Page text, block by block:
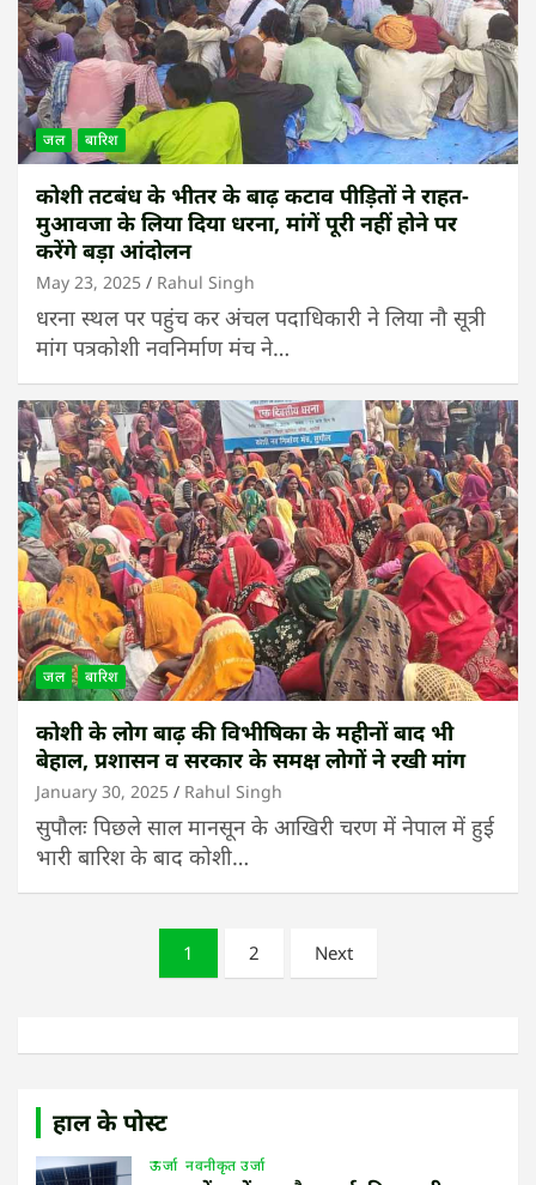
जल बारिश
कोशी तटबंध के भीतर के बाढ़ कटाव पीड़ितों ने राहत-
मुआवजा के लिया दिया धरना, मांगें पूरी नहीं होने पर
करेंगे बड़ा आंदोलन
May 23, 2025 Rahul Singh
धरना स्थल पर पहुंच कर अंचल पदाधिकारी ने लिया नौ सूत्री
मांग पत्रकोशी नवनिर्माण मंच ने…
जल बारिश
कोशी के लोग बाढ़ की विभीषिका के महीनों बाद भी
बेहाल, प्रशासन व सरकार के समक्ष लोगों ने रखी मांग
January 30, 2025 Rahul Singh
सुपौलः पिछले साल मानसून के आखिरी चरण में नेपाल में हुई
भारी बारिश के बाद कोशी…
pagination
1 2 Next
हाल के पोस्ट
ऊर्जा नवनीकृत उर्जा